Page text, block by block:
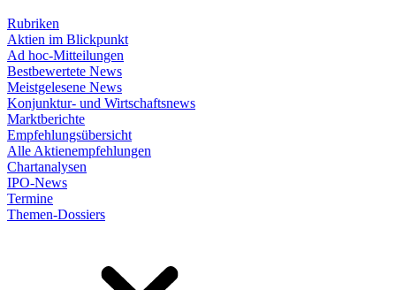
Rubriken
Aktien im Blickpunkt
Ad hoc-Mitteilungen
Bestbewertete News
Meistgelesene News
Konjunktur- und Wirtschaftsnews
Marktberichte
Empfehlungsübersicht
Alle Aktienempfehlungen
Chartanalysen
IPO-News
Termine
Themen-Dossiers